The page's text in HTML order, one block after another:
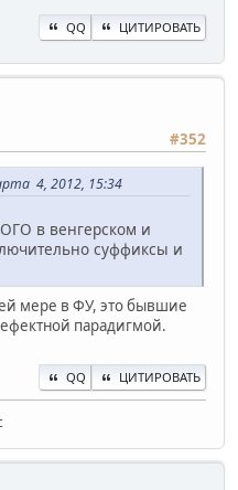
QQ ЦИТИРОВАТЬ
#352
4, 2012, 15:34
в венгерском и
суффиксы и
мере в ФУ, это бывшие
парадигмой.
QQ ЦИТИРОВАТЬ